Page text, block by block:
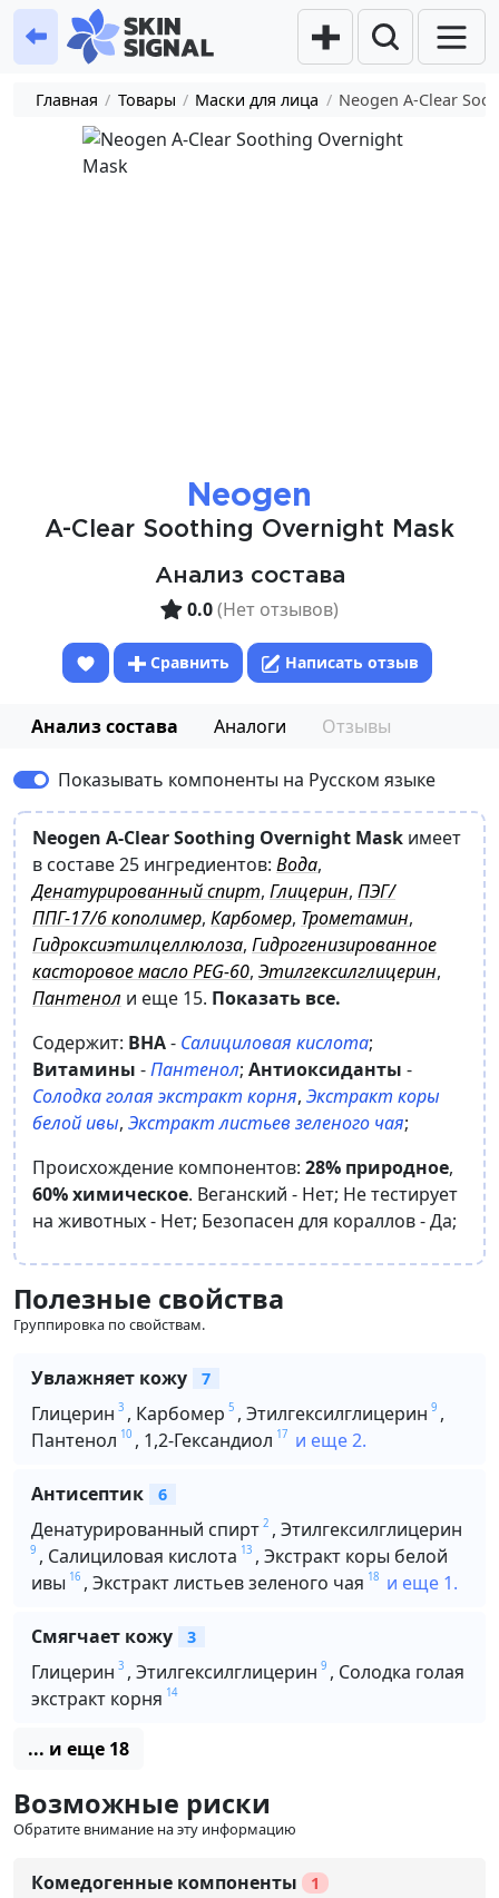
Главная / Товары / Маски для лица / Neogen A-Clear
Neogen
A-Clear Soothing Overnight Mask
Анализ состава
0.0(Нет отзывов)
Сравнить Написать отзыв
Анализ состава Аналоги Отзывы
Показывать компоненты на Русском языке
Neogen A-Clear Soothing Overnight Mask имеет
в составе 25 ингредиентов: Вода,
Денатурированный спирт, Глицерин, ПЭГ/
ППГ-17/6 кополимер, Карбомер, Трометамин,
Гидроксиэтилцеллюлоза, Гидрогенизированное
касторовое масло PEG-60, Этилгексилглицерин,
Пантенол и еще 15. Показать все.
Содержит: BHA- Салициловая кислота;
Витамины -Пантенол; Антиоксиданты -
Солодка голая экстракт корня, Экстракт коры
белой ивы, Экстракт листьев зеленого чая;
Происхождение компонентов: 28% природное,
60% химическое. Веганский - Нет; Не тестирует
на животных - Нет; Безопасен для кораллов -Да;
Полезные свойства
Группировка по свойствам.
Увлажняет кожу 7
Глицерин 3 , Карбомер 5 , Этилгексилглицерин 9 ,
Пантенол 10 , 1,2-Гександиол 17 и еще 2.
Антисептик 6
Денатурированный спирт 2 , Этилгексилглицерин
9 , Салициловая кислота 13 , Экстракт коры белой
ивы 16 , Экстракт листьев зеленого чая 18 и еще 1.
Смягчает кожу 3
Глицерин 3 , Этилгексилглицерин 9 , Солодка голая
экстракт корня 14
... и еще 18
Возможные риски
Обратите внимание на эту информацию
Комедогенные компоненты 1